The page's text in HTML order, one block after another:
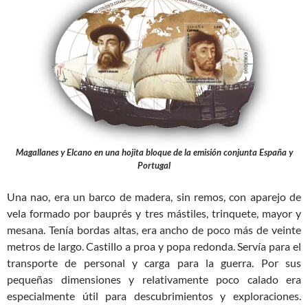
Magallanes y Elcano en una hojita bloque de la emisión conjunta España y
Portugal
Una nao, era un barco de madera, sin remos, con aparejo de
vela formado por bauprés y tres mástiles, trinquete, mayor y
mesana. Tenía bordas altas, era ancho de poco más de veinte
metros de largo. Castillo a proa y popa redonda. Servía para el
transporte de personal y carga para la guerra. Por sus
pequeñas dimensiones y relativamente poco calado era
especialmente útil para descubrimientos y exploraciones.